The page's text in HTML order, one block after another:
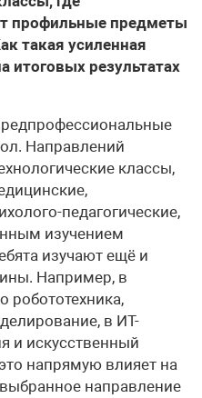
профильные предметы
такая усиленная
итоговых результатах
Направлений
классы,
педагогические,
изучением
изучают ещё и
Например, в
робототехника,
в ИТ-
и искусственный
напрямую влияет на
направление